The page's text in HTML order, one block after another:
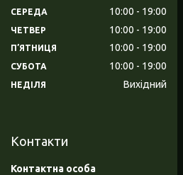
СЕРЕДА 10:00 19:00
ЧЕТВЕР 10:00 19:00
ПʼЯТНИЦЯ 10:00 19:00
СУБОТА 10:00 19:00
НЕДІЛЯ Вихідний
Контакти